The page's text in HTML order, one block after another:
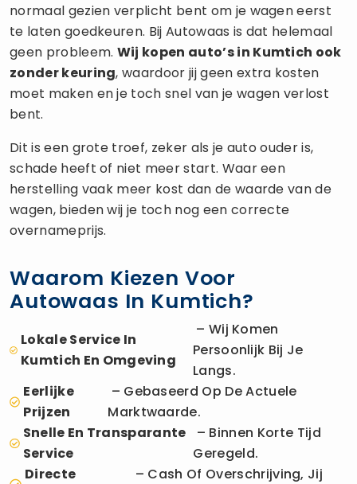
normaal gezien verplicht bent om je wagen eerst
te laten goedkeuren. Bij Autowaas is dat helemaal
geen probleem. Wij kopen auto’s in Kumtich ook
zonder keuring, waardoor jij geen extra kosten
moet maken en je toch snel van je wagen verlost
bent.
Dit is een grote troef, zeker als je auto ouder is,
schade heeft of niet meer start. Waar een
herstelling vaak meer kost dan de waarde van de
wagen, bieden wij je toch nog een correcte
overnameprijs.
Waarom Kiezen Voor
Autowaas In Kumtich?
Lokale Service In
Kumtich En Omgeving
– Wij Komen
Persoonlijk Bij Je
Langs.
Eerlijke
Prijzen
– Gebaseerd Op De Actuele
Marktwaarde.
Snelle En Transparante
Service
– Binnen Korte Tijd
Geregeld.
Directe
– Cash Of Overschrijving, Jij